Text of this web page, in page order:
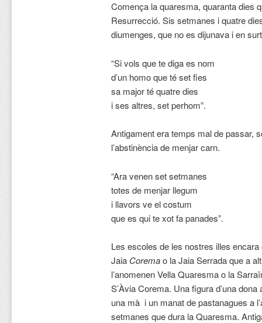
Comença la quaresma, quaranta dies
Resurrecció. Sis setmanes i quatre
diumenges, que no es dijunava i en
“Si vols que te diga es nom
d’un homo que té set fies
sa major té quatre dies
i ses altres, set perhom”.
Antigament era temps mal de passar,
l’abstinència de menjar carn.
“Ara venen set setmanes
totes de menjar llegum
i llavors ve el costum
que es qui te xot fa panades”.
Les escoles de les nostres illes
Jaia Coremao la Jaia Serrada que a
l’anomenen Vella Quaresma o la
S’Àvia Corema. Una figura d’una
una mà i un manat de pastanagues a
setmanes que dura la Quaresma.